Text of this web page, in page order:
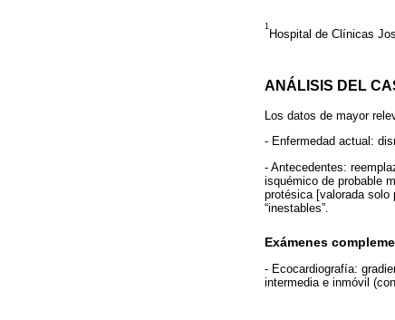
1
Hospital de Clínicas
ANÁLISIS DEL
Los datos de mayor
- Enfermedad actual:
- Antecedentes:
isquémico de probable
protésica [valorada solo
“inestables”.
Exámenes
- Ecocardiografía:
intermedia e inmóvil